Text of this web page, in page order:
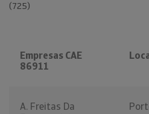
(725)
Empresas CAE
86911
A. Freitas Da